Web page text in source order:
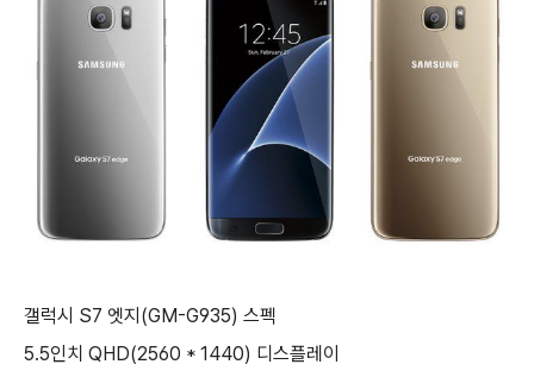
갤럭시 S7 엣지(GM-G935) 스펙
5.5인치 QHD(2560 * 1440) 디스플레이